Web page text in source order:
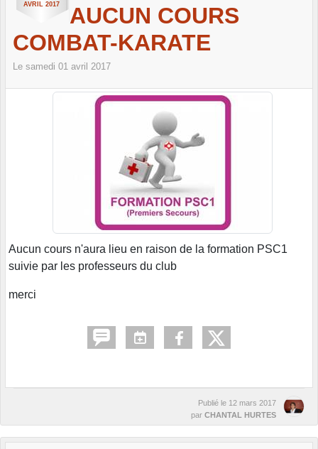
AVRIL 2017
AUCUN COURS
COMBAT-KARATE
Le samedi 01 avril 2017
Aucun cours n'aura lieu en raison de la formation PSC1
suivie par les professeurs du club
merci
Publié le 12 mars 2017
par CHANTAL HURTES